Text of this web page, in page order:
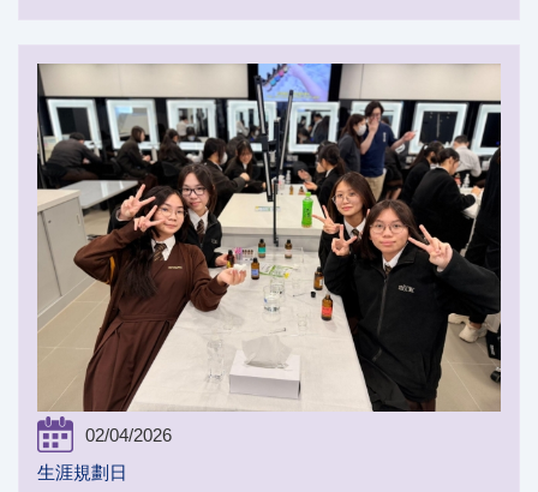
02/04/2026
生涯規劃日